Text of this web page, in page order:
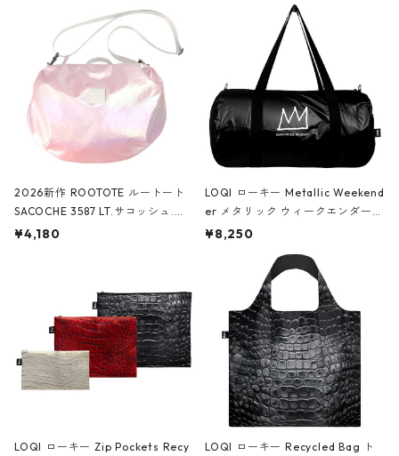
2026新作 ROOTOTE ルートート
SACOCHE 3587 LT.サコッシュ.ル
ミエ-B ショルダーバッグ グロスピ
¥4,180
LOQI ローキー Metallic Weekend
er メタリック ウィークエンダー
ボストンバッグ ショルダーバッグ
Black ジャン=ミッシェル・バスキ
ア/クラウン ブラック
¥8,250
LOQI ローキー Zip Pockets Recy
LOQI ローキー Recycled Bag ト